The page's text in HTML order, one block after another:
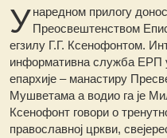
Унаредном прилогу
Преосвештенством
егзилу Г.Г. Ксенофонтом.
информативна служба ЕРП
епархије – манастиру
Мушветама а водио га је
Ксенофонт говори о
православној цркви,